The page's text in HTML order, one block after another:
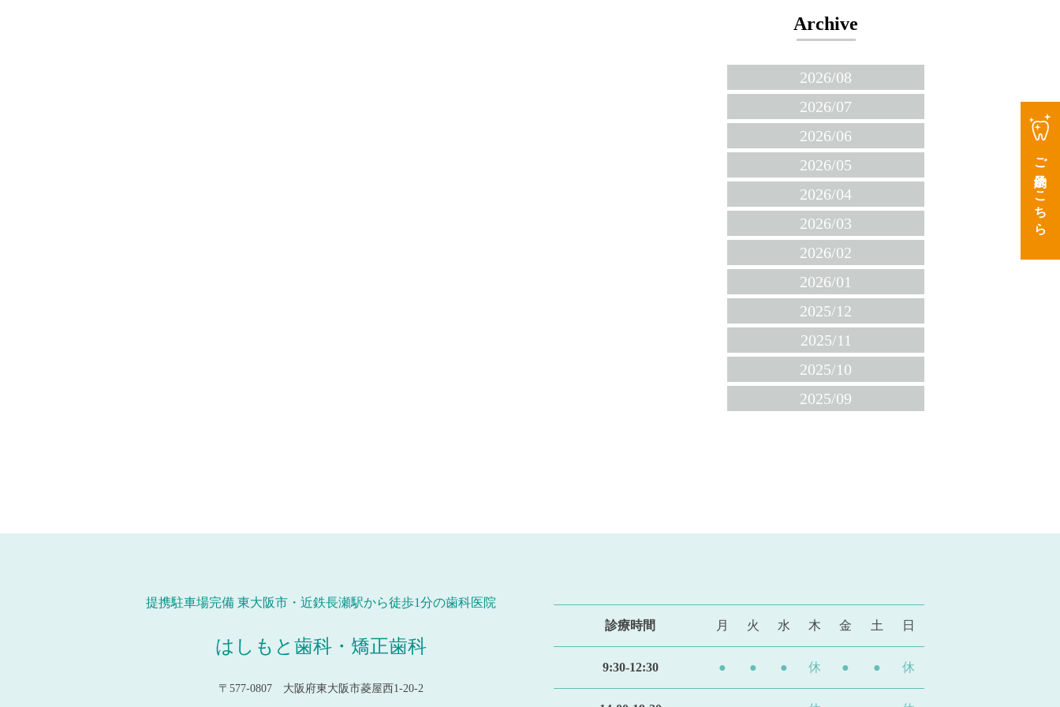
Archive
2026/08
2026/07
2026/06
2026/05
2026/04
2026/03
2026/02
2026/01
2025/12
2025/11
2025/10
2025/09
提携駐車場完備 東大阪市・近鉄長瀬駅から徒歩1分の歯科医院
はしもと歯科・矯正歯科
〒577-0807 大阪府東大阪市菱屋西1-20-2
診療時間 月 火 水 木 金 土 日
9:30-12:30 ● ● ● 休 ● ● 休
ご予約はこちら